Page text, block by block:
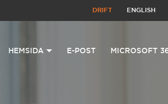
DRIFT ENGLISH
HEMSIDA E-POST MICROSOFT